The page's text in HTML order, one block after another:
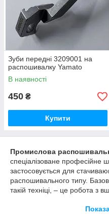
Зуби передні 3209001 на
распошивалку Yamato
В наявності
450 ₴
Купити
Промислова
спеціалізоване професійне
застосовується для
распошивального типу.
такій техніці, – це робота з
кишень, гумок (особливо на